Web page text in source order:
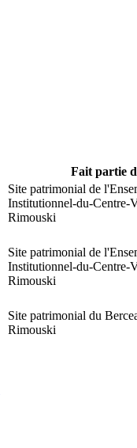
Fait partie
Site patrimonial de
Institutionnel-du-Centre-
Rimouski
Site patrimonial de
Institutionnel-du-Centre-
Rimouski
Site patrimonial du
Rimouski